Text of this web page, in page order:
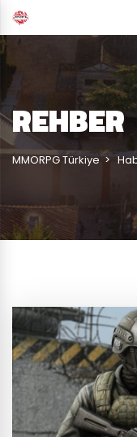
REHBER
MMORPG Türkiye